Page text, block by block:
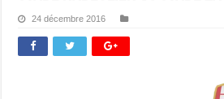
24 décembre 2016